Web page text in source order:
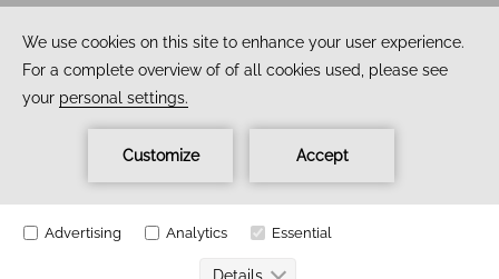
Facebook / Instagram / Youtube
CVK Hotels & Resorts © Tous droits réservés